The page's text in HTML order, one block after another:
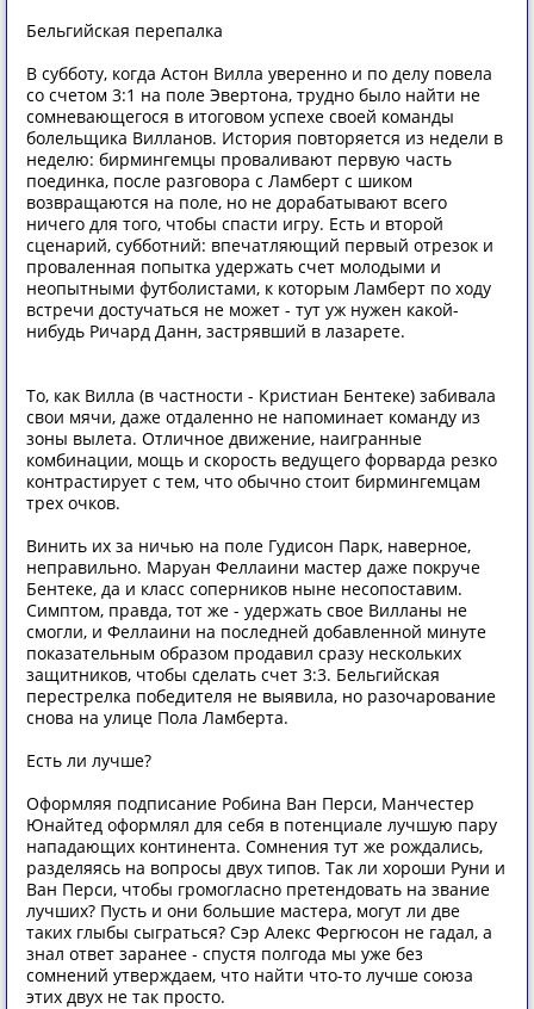
Бельгийская перепалка
В субботу, когда Астон Вилла уверенно и по делу повела
со счетом 3:1 на поле Эвертона, трудно было найти не
сомневающегося в итоговом успехе своей команды
болельщика Вилланов. История повторяется из недели в
неделю: бирмингемцы проваливают первую часть
поединка, после разговора с Ламберт с шиком
возвращаются на поле, но не дорабатывают всего
ничего для того, чтобы спасти игру. Есть и второй
сценарий, субботний: впечатляющий первый отрезок и
проваленная попытка удержать счет молодыми и
неопытными футболистами, к которым Ламберт по ходу
встречи достучаться не может - тут уж нужен какой-
нибудь Ричард Данн, застрявший в лазарете.
То, как Вилла (в частности - Кристиан Бентеке) забивала
свои мячи, даже отдаленно не напоминает команду из
зоны вылета. Отличное движение, наигранные
комбинации, мощь и скорость ведущего форварда резко
контрастирует с тем, что обычно стоит бирмингемцам
трех очков.
Винить их за ничью на поле Гудисон Парк, наверное,
неправильно. Маруан Феллаини мастер даже покруче
Бентеке, да и класс соперников ныне несопоставим.
Симптом, правда, тот же - удержать свое Вилланы не
смогли, и Феллаини на последней добавленной минуте
показательным образом продавил сразу нескольких
защитников, чтобы сделать счет 3:3. Бельгийская
перестрелка победителя не выявила, но разочарование
снова на улице Пола Ламберта.
Есть ли лучше?
Оформляя подписание Робина Ван Перси, Манчестер
Юнайтед оформлял для себя в потенциале лучшую пару
нападающих континента. Сомнения тут же рождались,
разделяясь на вопросы двух типов. Так ли хороши Руни и
Ван Перси, чтобы громогласно претендовать на звание
лучших? Пусть и они большие мастера, могут ли две
таких глыбы сыграться? Сэр Алекс Фергюсон не гадал, а
знал ответ заранее - спустя полгода мы уже без
сомнений утверждаем, что найти что-то лучше союза
этих двух не так просто.